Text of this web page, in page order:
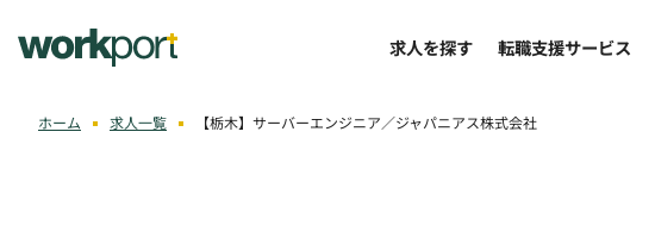
求人を探す 転職支援サービス
ホーム 求人一覧 【栃木】サーバーエンジニア／ジャパニアス株式会社